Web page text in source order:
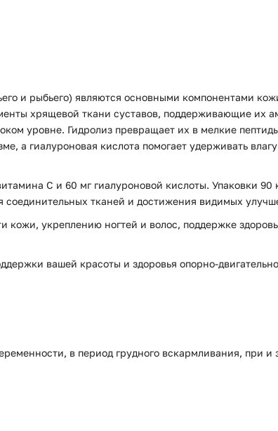
и рыбьего) являются основными компонентами
хрящевой ткани суставов, поддерживающие их
уровне. Гидролиз превращает их в мелкие
а гиалуроновая кислота помогает удерживать
C и 60 мг гиалуроновой кислоты. Упаковки 90
соединительных тканей и достижения видимых
укреплению ногтей и волос, поддержке
вашей красоты и здоровья опорно-
в период грудного вскармливания, при